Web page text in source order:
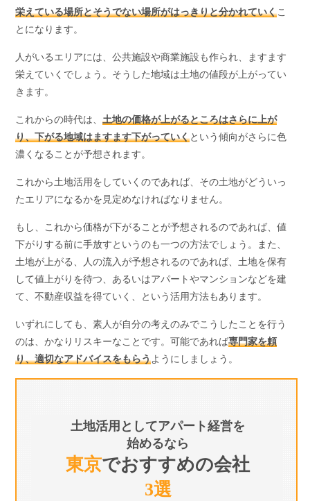
栄えている場所とそうでない場所がはっきりと分かれていくこ
とになります。
人がいるエリアには、公共施設や商業施設も作られ、ますます
栄えていくでしょう。そうした地域は土地の値段が上がってい
きます。
これからの時代は、土地の価格が上がるところはさらに上が
り、下がる地域はますます下がっていくという傾向がさらに色
濃くなることが予想されます。
これから土地活用をしていくのであれば、その土地がどういっ
たエリアになるかを見定めなければなりません。
もし、これから価格が下がることが予想されるのであれば、値
下がりする前に手放すというのも一つの方法でしょう。また、
土地が上がる、人の流入が予想されるのであれば、土地を保有
して値上がりを待つ、あるいはアパートやマンションなどを建
て、不動産収益を得ていく、という活用方法もあります。
いずれにしても、素人が自分の考えのみでこうしたことを行う
のは、かなりリスキーなことです。可能であれば専門家を頼
り、適切なアドバイスをもらうようにしましょう。
土地活用としてアパート経営を
始めるなら
東京でおすすめの会社
3選